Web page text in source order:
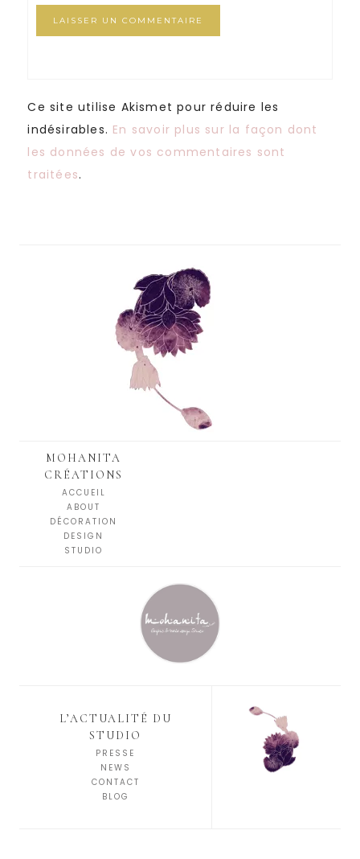
Ce site utilise Akismet pour réduire les
indésirables. En savoir plus sur la façon dont
les données de vos commentaires sont
traitées.
MOHANITA
CRÉATIONS
ACCUEIL
ABOUT
DÉCORATION
DESIGN
STUDIO
L’ACTUALITÉ DU
STUDIO
PRESSE
NEWS
CONTACT
BLOG